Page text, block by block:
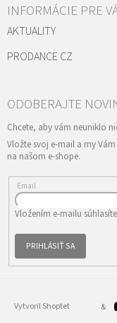
INFORMÁCIE PRE
AKTUALITY
PRODANCE CZ
Vložte svoj e-mail a my
na našom e-shope.
Email
Vložením e-mailu
PRIHLÁSIŤ SA
Vytvoril Shoptet &